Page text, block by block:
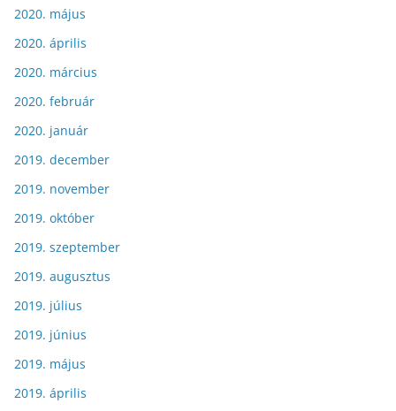
2020. május
2020. április
2020. március
2020. február
2020. január
2019. december
2019. november
2019. október
2019. szeptember
2019. augusztus
2019. július
2019. június
2019. május
2019. április